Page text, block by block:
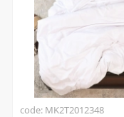
code: MK2T2012348